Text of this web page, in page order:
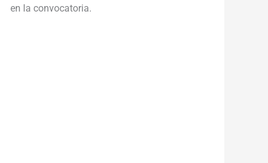
en la convocatoria.